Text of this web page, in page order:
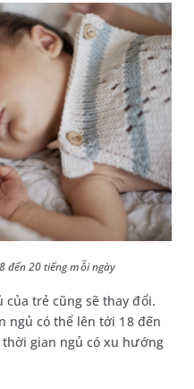
đến 20 tiếng mỗi ngày
trẻ cũng sẽ thay đổi.
ngủ có thể lên tới 18 đến
gian ngủ có xu hướng